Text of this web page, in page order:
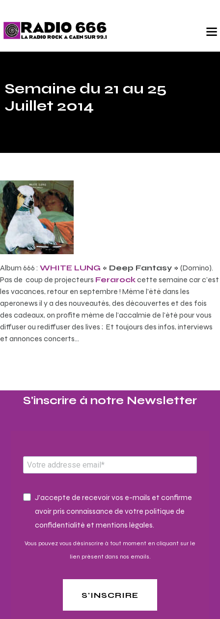
Semaine du 21 au 25
Juillet 2014
Album 666 : WHITE LUNG « Deep Fantasy » (Domino).
Pas de coup de projecteurs Ferarockcette semaine car c’est
les vacances, retour en septembre ! Même l’été dans les
aperonews il y a des nouveautés, des découvertes et des fois
des cadeaux, on profite même de l’accalmie de l’été pour vous
diffuser ou rediffuser des lives ; Et toujours des infos, interviews
et annonces concerts…
S'inscrire à notre Newsletter​
J'accepte de recevoir vos e-mails et confirme
avoir pris connaissance de votre politique de
confidentialité et mentions légales.
Vous pouvez vous désinscrire à tout moment en cliquant sur le
lien présent dans nos emails.
S'INSCRIRE